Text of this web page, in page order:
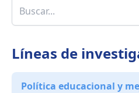
Líneas de
Política educacional y